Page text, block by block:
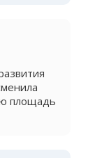
площадь